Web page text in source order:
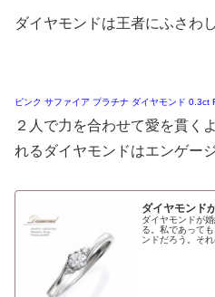
ダイヤモンドは王者にふさわし
ピンク サファイア プラチナ ダイヤモンド 0.3ct
２人で力を合わせて愛を貫く
れるダイヤモンドはエンゲー
ダイヤモンド
ダイヤモンドが
る。私であって
ンドだろう。そ